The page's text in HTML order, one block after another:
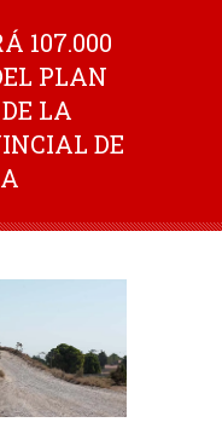
107.000
PLAN
LA
DE